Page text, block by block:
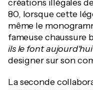
créations illégales
80, lorsque cette
même le
fameuse chaussure
ils le font aujourd'hui
designer sur son
La seconde